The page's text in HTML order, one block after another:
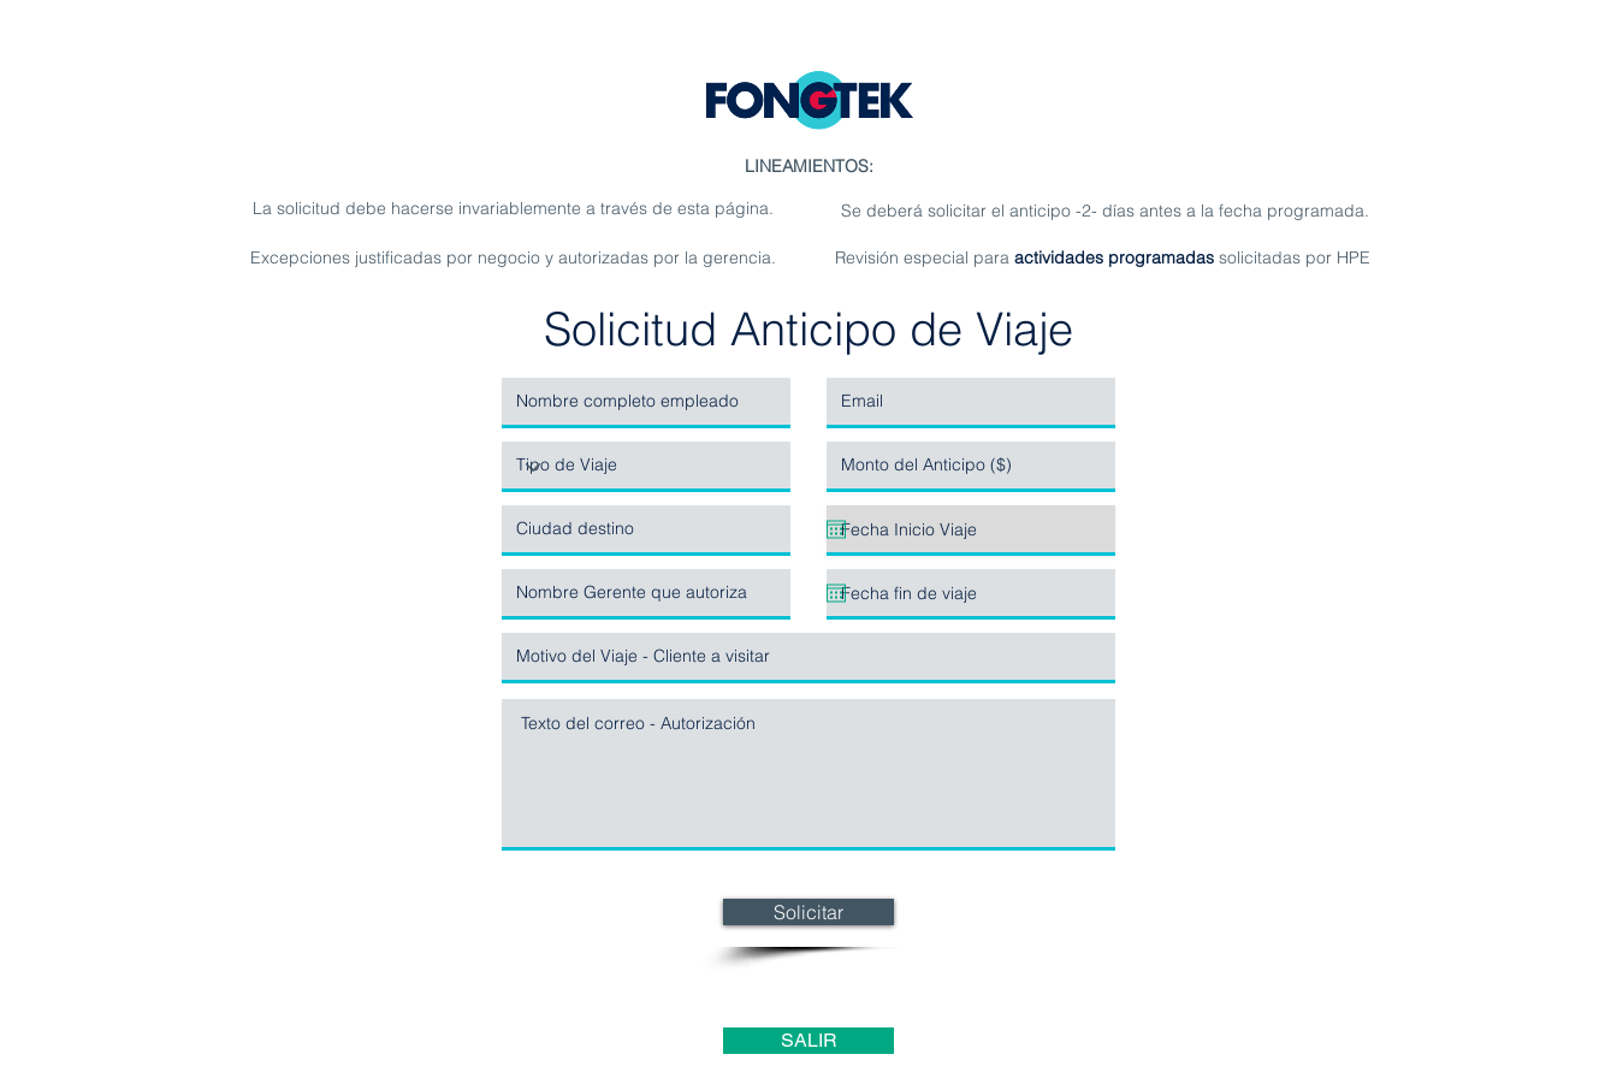
LINEAMIENTOS:
La solicitud debe hacerse invariablemente a través de esta página.
Se deberásolicitar el anticipo -2- días antes a la fecha programada.
Solicitud Anticipo de Viaje
Solicitar
SALIR
Excepciones justificadas por negocio y autorizadas por la gerencia. Revisión especial para actividades programadassolicitadas por HPE